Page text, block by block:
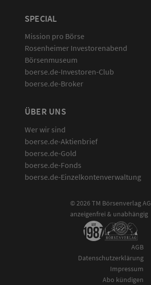
SPECIAL
Mission pro Börse
Rosenheimer Investorenabend
Börsenmuseum
boerse.de-Investoren-Club
boerse.de-Broker
ÜBER UNS
Wer wir sind
boerse.de-Aktienbrief
boerse.de-Gold
boerse.de-Fonds
boerse.de-Einzelkontenverwaltung
© 2026 TM Börsenverlag AG
anzeigenfrei & unabhängig
AGB
Datenschutzerklärung
Impressum
Abo kündigen